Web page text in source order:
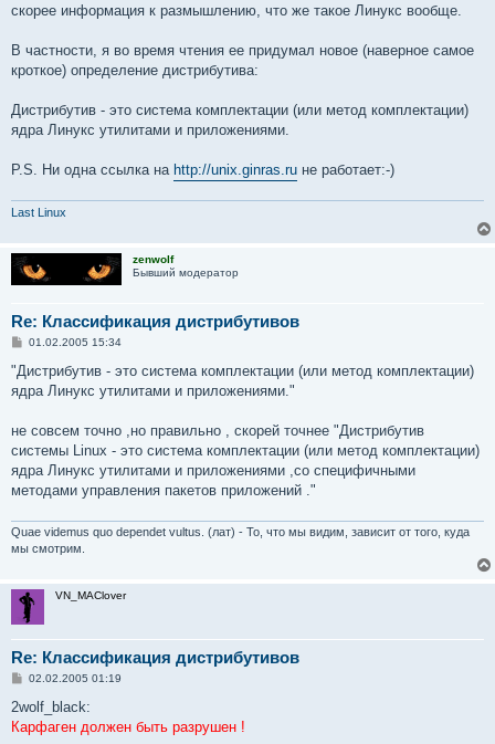
скорее информация к размышлению, что же такое Линукс вообще.
В частности, я во время чтения ее придумал новое (наверное самое
кроткое) определение дистрибутива:
Дистрибутив - это система комплектации (или метод комплектации)
ядра Линукс утилитами и приложениями.
P.S. Ни одна ссылка на http://unix.ginras.ru не работает:-)
Last Linux
zenwolf
Бывший модератор
Re: Классификация дистрибутивов
С
о
б
щ
и
е
01.02.2005 15:34
"Дистрибутив - это система комплектации (или метод комплектации)
ядра Линукс утилитами и приложениями."
не совсем точно ,но правильно , скорей точнее "Дистрибутив
системы Linux - это система комплектации (или метод комплектации)
ядра Линукс утилитами и приложениями ,со специфичными
методами управления пакетов приложений ."
Quae videmus quo dependet vultus. (лат) - То, что мы видим, зависит от того, куда
мы смотрим.
VN_MAClover
Re: Классификация дистрибутивов
С
о
щ
02.02.2005 01:19
2wolf_black:
Карфаген должен быть разрушен !